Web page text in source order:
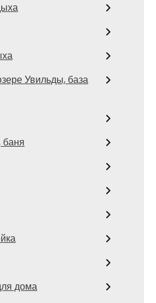
Увильды, база
баня
дома